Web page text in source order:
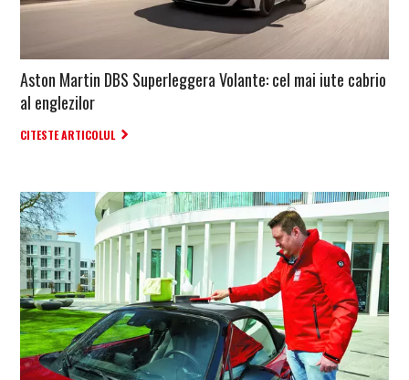
Aston Martin DBS Superleggera Volante: cel mai iute cabrio
al englezilor
CITESTE ARTICOLUL